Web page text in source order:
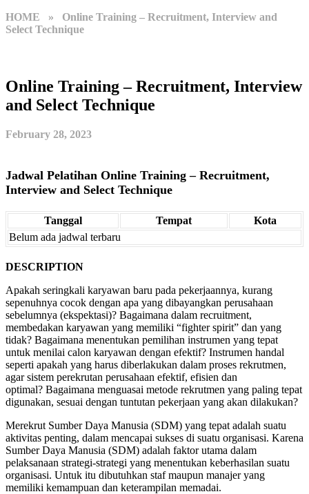
HOME » Online Training – Recruitment, Interview and
Select Technique
Online Training – Recruitment, Interview
and Select Technique
February 28, 2023
Jadwal Pelatihan Online Training – Recruitment,
Interview and Select Technique
Tanggal Tempat
Kota
Belum ada jadwal terbaru
DESCRIPTION
Apakah seringkali karyawan baru pada pekerjaannya, kurang
sepenuhnya cocok dengan apa yang dibayangkan perusahaan
sebelumnya (ekspektasi)? Bagaimana dalam recruitment,
membedakan karyawan yang memiliki “fighter spirit” dan yang
tidak? Bagaimana menentukan pemilihan instrumen yang tepat
untuk menilai calon karyawan dengan efektif? Instrumen handal
seperti apakah yang harus diberlakukan dalam proses rekrutmen,
agar sistem perekrutan perusahaan efektif, efisien dan
optimal? Bagaimana menguasai metode rekrutmen yang paling tepat
digunakan, sesuai dengan tuntutan pekerjaan yang akan dilakukan?
Merekrut Sumber Daya Manusia (SDM) yang tepat adalah suatu
aktivitas penting, dalam mencapai sukses di suatu organisasi. Karena
Sumber Daya Manusia (SDM) adalah faktor utama dalam
pelaksanaan strategi-strategi yang menentukan keberhasilan suatu
organisasi. Untuk itu dibutuhkan staf maupun manajer yang
memiliki kemampuan dan keterampilan memadai.